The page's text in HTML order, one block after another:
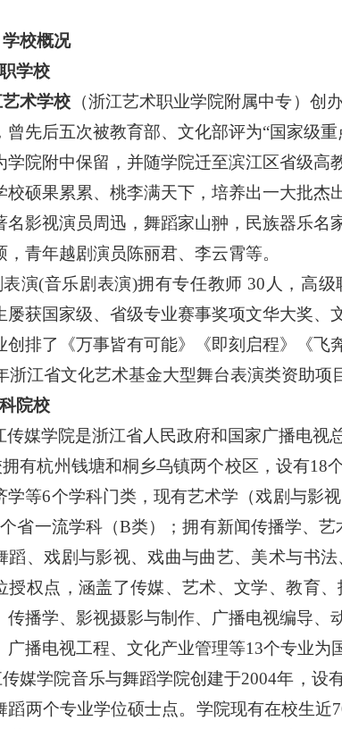
校概况
学校
术学校 （浙江艺术职业学院附属中专）创
曾先后五次被教育部、文化部评为“国家级
学院附中保留，并随学院迁至滨江区省级高
校硕果累累、桃李满天下，培养出一大批杰
名影视演员周迅，舞蹈家山翀，民族器乐名
，青年越剧演员陈丽君、李云霄等。
表演(音乐剧表演)拥有专任教师 30人，高
屡获国家级、省级专业赛事奖项文华大奖
创排了《万事皆有可能》《即刻启程》《飞
浙江省文化艺术基金大型舞台表演类资助项
院校
传媒学院是浙江省人民政府和国家广播电视
有杭州钱塘和桐乡乌镇两个校区，设有18
学等6个学科门类，现有艺术学（戏剧与影
省一流学科（B类）；拥有新闻传播学、
蹈、戏剧与影视、戏曲与曲艺、美术与书
授权点，涵盖了传媒、艺术、文学、教育
传播学、影视摄影与制作、广播电视编导
广播电视工程、文化产业管理等13个专业为
媒学院音乐与舞蹈学院创建于2004年，设
蹈两个专业学位硕士点。学院现有在校生